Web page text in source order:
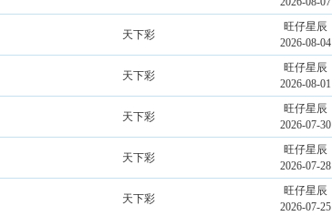
天下彩
旺仔星辰
2026-08-04
天下彩
旺仔星辰
2026-08-01
天下彩
旺仔星辰
2026-07-30
天下彩
旺仔星辰
2026-07-28
天下彩
旺仔星辰
2026-07-25